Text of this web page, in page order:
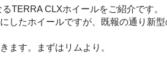
TERRA CLXホイールをご紹介です。
したホイールですが、既報の通り新
ます。まずはリムより。